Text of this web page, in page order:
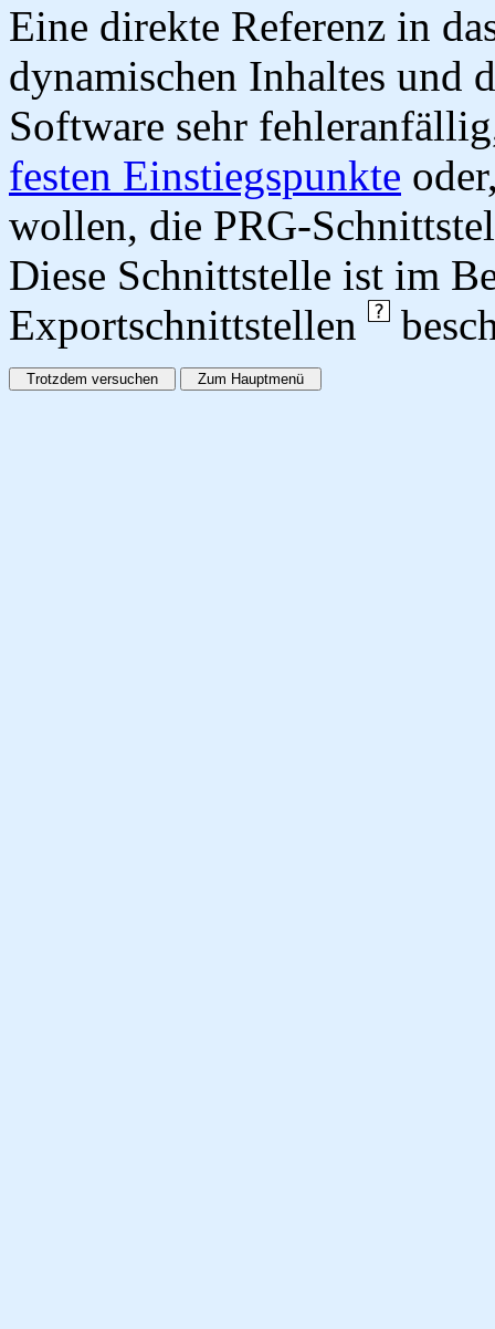
Eine direkte Referenz in
dynamischen Inhaltes und
Software sehr
festen Einstiegspunkte
wollen, die PRG-
Diese Schnittstelle ist im
Exportschnittstellen